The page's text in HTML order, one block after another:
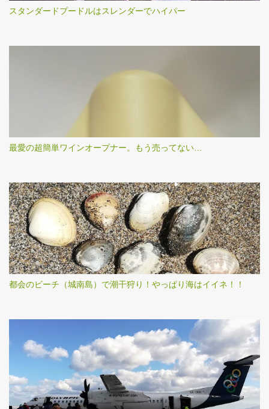
スタンダードプードルはスレンダーでハイパー
最愛の超簡単ワインオープナー。もう売ってない…
都会のビーチ（城南島）で潮干狩り！やっぱり海はイイネ！！